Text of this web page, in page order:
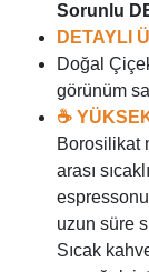
Sorunlu
DETAYLI
Doğal
görünüm
☕
Borosilikat
arası
uzun süre
Sıcak